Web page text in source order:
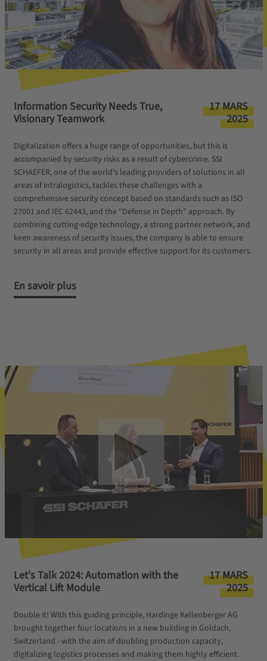
Information Security Needs True,
Visionary Teamwork
17 MARS
2025
Digitalization offers a huge range of opportunities, but this is
accompanied by security risks as a result of cybercrime. SSI
SCHAEFER, one of the world’s leading providers of solutions in all
areas of intralogistics, tackles these challenges with a
comprehensive security concept based on standards such as ISO
27001 and IEC 62443, and the “Defense in Depth” approach. By
combining cutting-edge technology, a strong partner network, and
keen awareness of security issues, the company is able to ensure
security in all areas and provide effective support for its customers.
En savoir plus
Let's Talk 2024: Automation with the
Vertical Lift Module
17 MARS
2025
Double it! With this guiding principle, Hardinge Kellenberger AG
brought together four locations in a new building in Goldach,
Switzerland - with the aim of doubling production capacity,
digitalizing logistics processes and making them highly efficient.